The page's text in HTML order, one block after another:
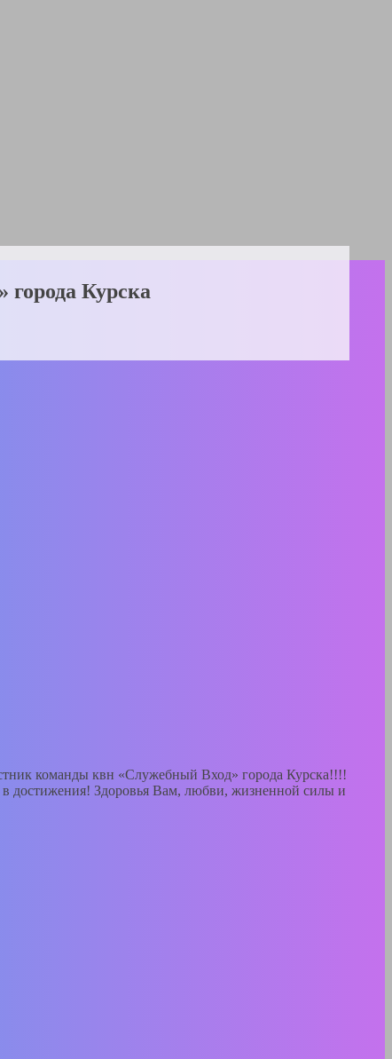
Курска
команды квн «Служебный Вход» города Курска!!!!
в достижения! Здоровья Вам, любви, жизненной силы и